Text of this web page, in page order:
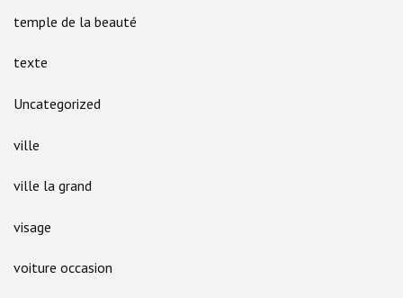
temple de la beauté
texte
Uncategorized
ville
ville la grand
visage
voiture occasion